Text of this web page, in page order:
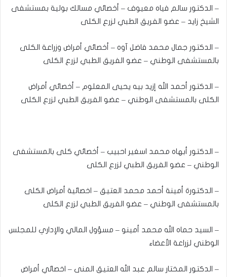
– الدكتور سالم فياه معيوف – أخصائي مسالك بولية بمستشفى
الشيخ زايد – عضو الفريق الطبي لزرع الكلى
– الدكتور جمال محمد فاضل آوه – أخصائي أمراض وزراعة الكلى
بالمستشفى الوطني – عضو الفريق الطبي لزرع الكلى
– الدكتور أحمد الله إزيد بيه يحيى المعلوم – أخصائي أمراض
الكلى بالمستشفى الوطني – عضو الفريق الطبي لزرع الكلى
– الدكتور أبهاه محمد اسغير احبيب – أخصائي كلى بالمستشفى
الوطني – عضو الفريق الطبي لزرع الكلى
– الدكتورة أمينة أحمد محمد العتيق – اخصائية أمراض الكلى
بالمستشفى الوطني – عضو الفريق الطبي لزرع الكلى
– السيد حماه الله محمد أمينو – مسؤول المالي والإداري للمجلس
الوطني لزراعة الأعضاء
– الدكتور المختار سالم عبد الله العتيق المنى – اخصائي أمراض